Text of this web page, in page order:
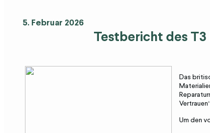
5. Februar 2026
Testbericht des T3
Das
Um den